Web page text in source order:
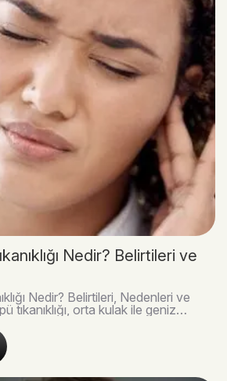
Nedir? Belirtileri ve
Nedir? Belirtileri, Nedenleri ve
tıkanıklığı, orta kulak ile geniz